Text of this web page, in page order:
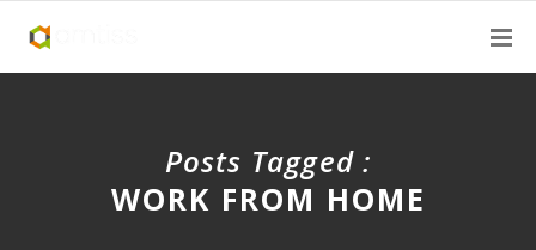
Posts Tagged :
WORK FROM HOME